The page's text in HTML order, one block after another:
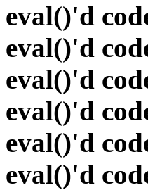
eval()'d
eval()'d
eval()'d
eval()'d
eval()'d
eval()'d